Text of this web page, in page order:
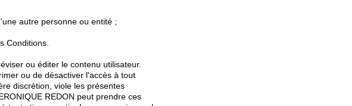
autre personne ou entité ;
Conditions.
ou éditer le contenu utilisateur.
ou de désactiver l'accès à tout
discrétion, viole les présentes
REDON peut prendre ces